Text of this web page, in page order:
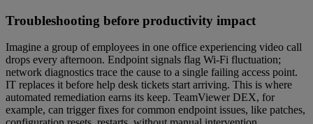
Troubleshooting before productivity impact
Imagine a group of employees in one office experiencing video call
drops every afternoon. Endpoint signals flag Wi-Fi fluctuation;
network diagnostics trace the cause to a single failing access point.
IT replaces it before help desk tickets start arriving. This is where
automated remediation earns its keep. TeamViewer DEX, for
example, can trigger fixes for common endpoint issues, like patches,